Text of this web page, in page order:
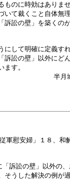
のに時効はありま
いて裁くこと自体無
訴訟の壁」を築くの
して明確に定義す
訴訟の壁」以外にど
す。
半月
安婦」１８、和
訴訟の壁」以外の
そうした解決の例が